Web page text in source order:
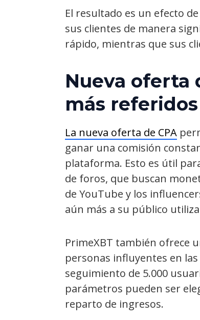
El resultado es un efecto
sus clientes de manera
rápido, mientras que sus
Nueva oferta
más referidos
La nueva oferta de CPA
ganar una comisión
plataforma. Esto es útil
de foros, que buscan
de YouTube y los
aún más a su público
PrimeXBT también ofrece
personas influyentes en
seguimiento de 5.000
parámetros pueden ser
reparto de ingresos.